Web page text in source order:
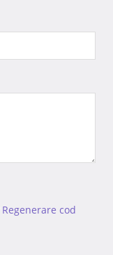
Regenerare cod